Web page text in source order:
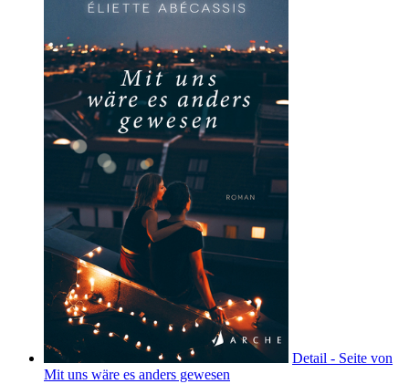
Detail - Seite von
Mit uns wäre es anders gewesen